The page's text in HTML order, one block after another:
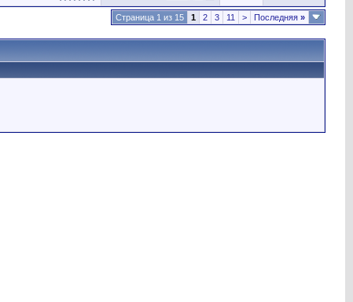
Страница 1 из 15 1 2 3 11 > Последняя »